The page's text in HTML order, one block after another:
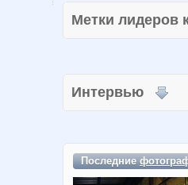
Метки
Интервью
Последние